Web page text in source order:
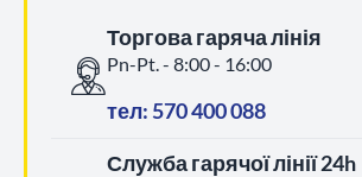
Торгова гаряча лінія
Pn-Pt. - 8:00 - 16:00
тел: 570 400 088
Служба гарячої лінії 24h